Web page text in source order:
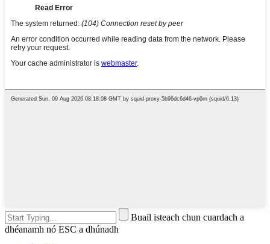
Buail isteach chun cuardach a
dhéanamh nó ESC a dhúnadh